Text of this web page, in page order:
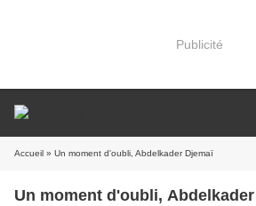
Publicité
Accueil » Un moment d'oubli, Abdelkader Djemaï
Un moment d'oubli,